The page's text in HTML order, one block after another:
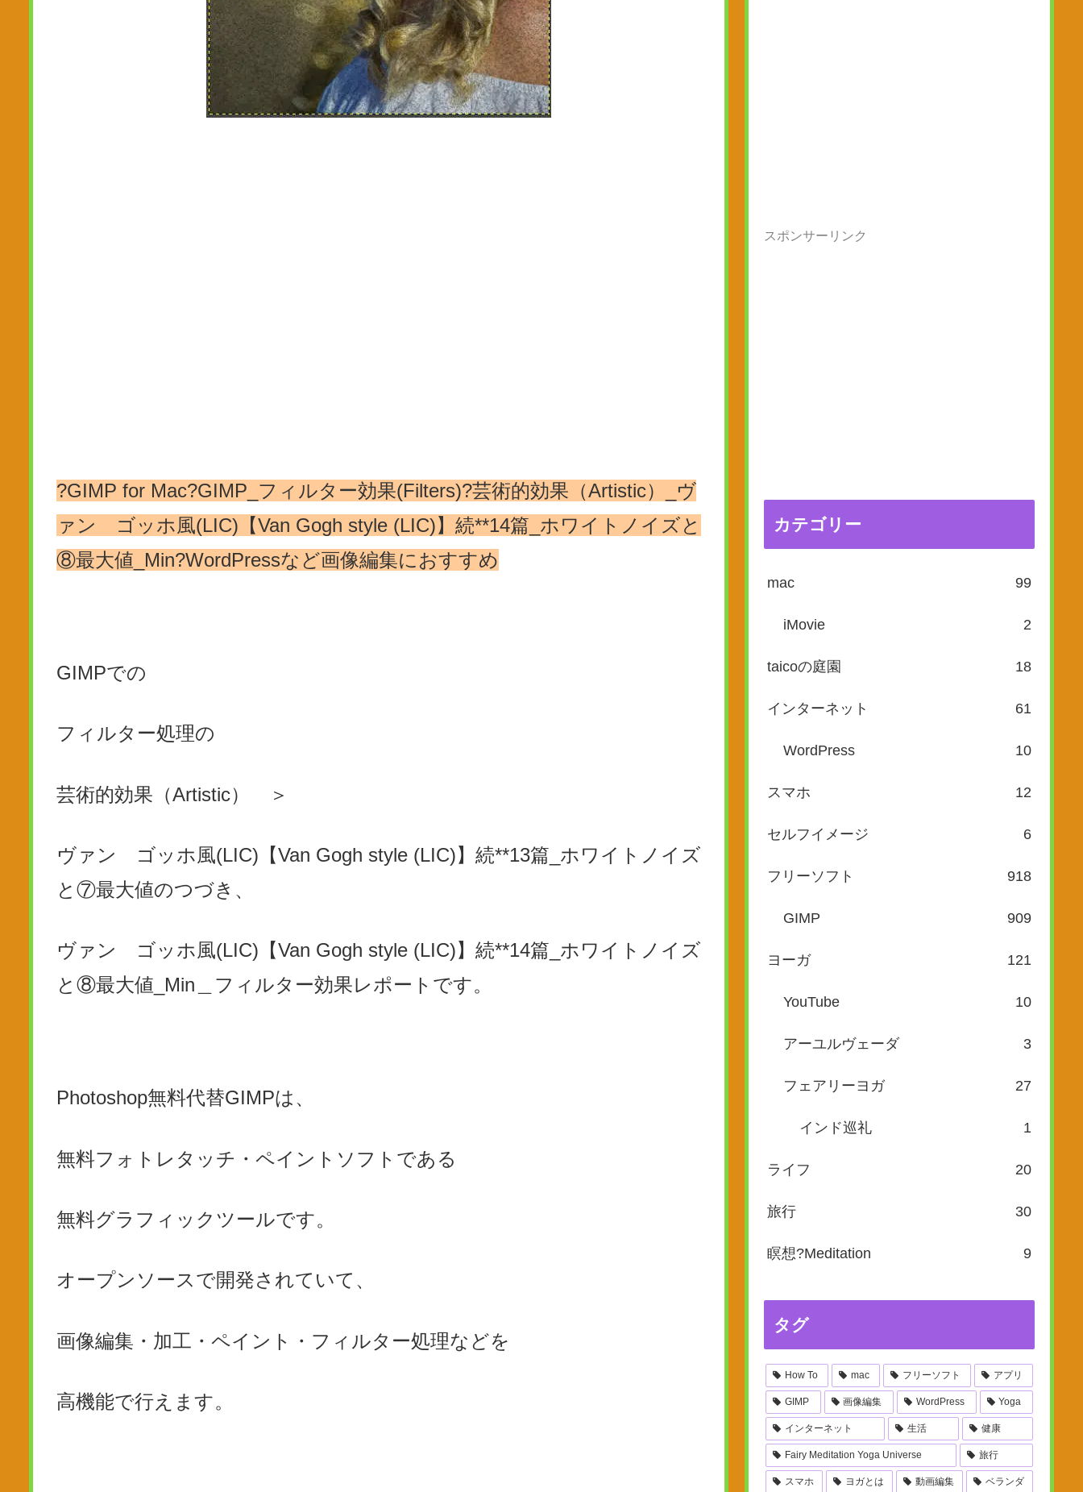
?GIMP for Mac?GIMP_フィルター効果(Filters)?芸術的効果（Artistic）_ヴ
ァン ゴッホ風(LIC)【Van Gogh style (LIC)】続**14篇_ホワイトノイズと
⑧最大値_Min?WordPressなど画像編集におすすめ
GIMPでの
フィルター処理の
芸術的効果（Artistic） ＞
ヴァン ゴッホ風(LIC)【Van Gogh style (LIC)】続**13篇_ホワイトノイズ
と⑦最大値のつづき、
ヴァン ゴッホ風(LIC)【Van Gogh style (LIC)】続**14篇_ホワイトノイズ
と⑧最大値_Min＿フィルター効果レポートです。
Photoshop無料代替GIMPは、
無料フォトレタッチ・ペイントソフトである
無料グラフィックツールです。
オープンソースで開発されていて、
画像編集・加工・ペイント・フィルター処理などを
高機能で行えます。
スポンサーリンク
カテゴリー
mac 99
iMovie 2
taicoの庭園 18
インターネット 61
WordPress 10
スマホ 12
セルフイメージ 6
フリーソフト 918
GIMP 909
ヨーガ 121
YouTube 10
アーユルヴェーダ 3
フェアリーヨガ 27
インド巡礼 1
ライフ 20
旅行 30
瞑想?Meditation 9
タグ
How To mac フリーソフト アプリ
GIMP 画像編集 WordPress Yoga
インターネット 生活 健康
Fairy Meditation Yoga Universe 旅行
スマホ ヨガとは 動画編集 ベランダ